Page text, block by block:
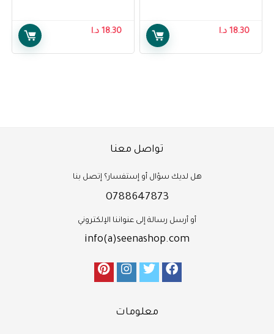
18.30 د.ا 18.30 د.ا
تواصل معنا
هل لديك سؤال أو إستفسار؟ إتصل بنا
0788647873
أو أرسل رسالة إلى عنواننا الإلكتروني
info(a)seenashop.com
معلومات